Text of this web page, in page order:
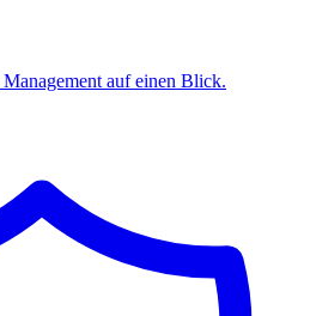
auf einen Blick.